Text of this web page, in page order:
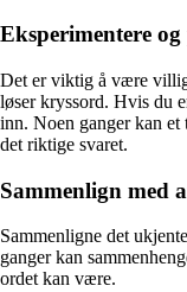
Eksperimentere
Det er viktig å være
løser kryssord. Hvis du
inn. Noen ganger kan et
det riktige svaret.
Sammenlign med
Sammenligne det
ganger kan
ordet kan være.